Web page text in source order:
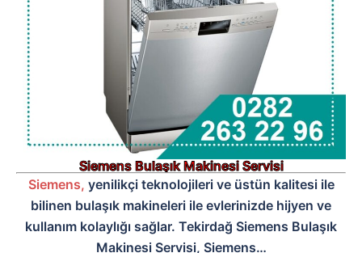
Siemens Bulaşık Makinesi Servisi
Siemens, yenilikçi teknolojileri ve üstün kalitesi ile
bilinen bulaşık makineleri ile evlerinizde hijyen ve
kullanım kolaylığı sağlar. Tekirdağ Siemens Bulaşık
Makinesi Servisi, Siemens…